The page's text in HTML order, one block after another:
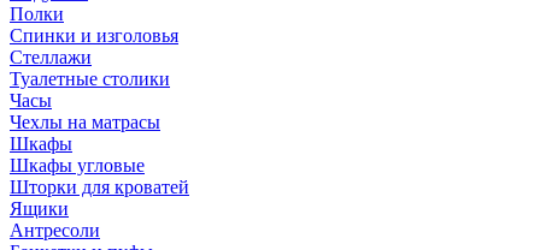
Полки
Спинки и изголовья
Стеллажи
Туалетные столики
Часы
Чехлы на матрасы
Шкафы
Шкафы угловые
Шторки для кроватей
Ящики
Антресоли